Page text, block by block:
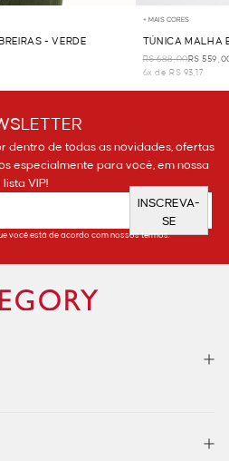
- VERDE
+ MAIS CORES
TÚNICA MALHA
R$ 688,00R$
6x de R$ 93,17
dentro de todas as novidades, ofertas
especialmente para você, em nossa
lista VIP!
INSCREVA-
SE
você está de acordo com nossos termos.